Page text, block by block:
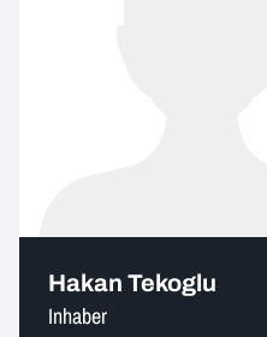
Hakan Tekoglu
Inhaber